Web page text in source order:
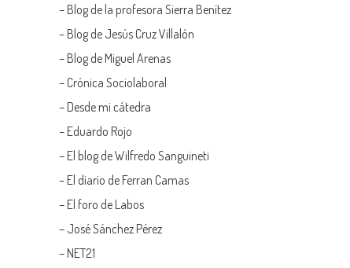
– Blog de la profesora Sierra Benítez
– Blog de Jesús Cruz Villalón
– Blog de Miguel Arenas
– Crónica Sociolaboral
– Desde mi cátedra
– Eduardo Rojo
– El blog de Wilfredo Sanguineti
– El diario de Ferran Camas
– El foro de Labos
– José Sánchez Pérez
– NET21